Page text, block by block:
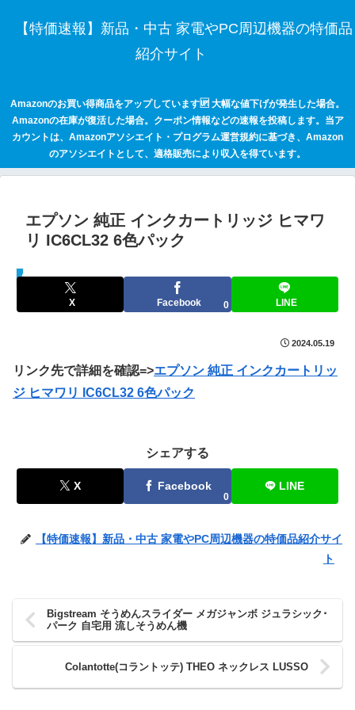
【特価速報】新品・中古 家電やPC周辺機器の特価品
紹介サイト
Amazonのお買い得商品をアップしています🆙 大幅な値下げが発生した場合。
Amazonの在庫が復活した場合。クーポン情報などの速報を投稿します。当ア
カウントは、Amazonアソシエイト・プログラム運営規約に基づき、Amazon
のアソシエイトとして、適格販売により収入を得ています。
エプソン 純正 インクカートリッジ ヒマワ
リ IC6CL32 6色パック
セールハンター 激安情報まとめサイト
X Facebook 0 LINE
2024.05.19
リンク先で詳細を確認=>エプソン 純正 インクカートリッ
ジ ヒマワリ IC6CL32 6色パック
シェアする
X Facebook
0
LINE
【特価速報】新品・中古 家電やPC周辺機器の特価品紹介サイ
ト
Bigstream そうめんスライダー メガジャンボ ジュラシック･
パーク 自宅用 流しそうめん機
Colantotte(コラントッテ) THEO ネックレス LUSSO